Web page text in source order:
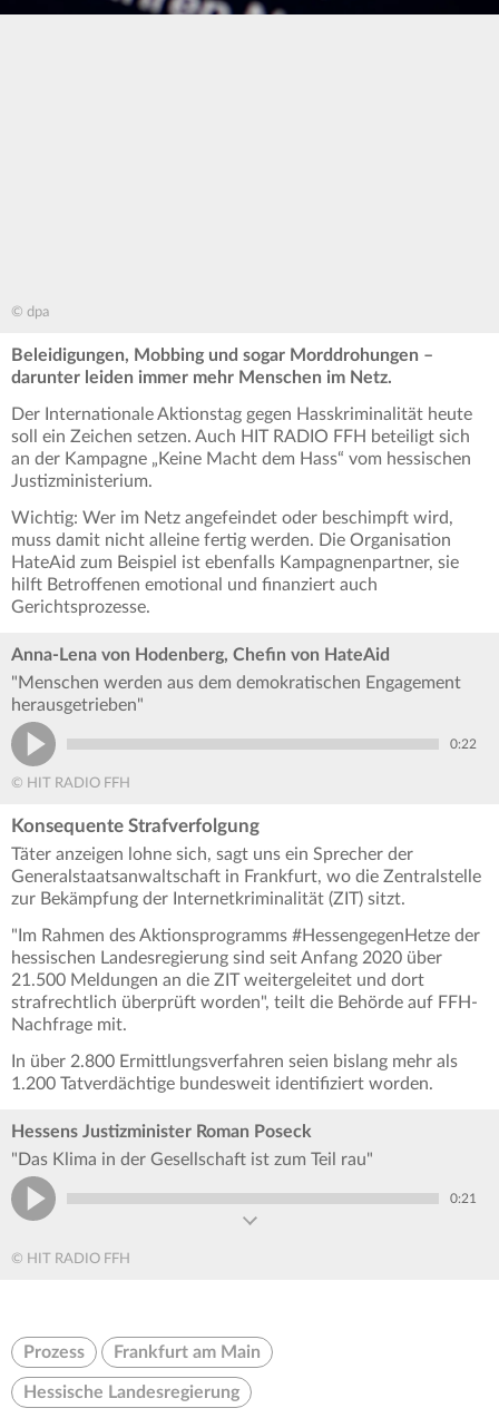
© dpa
Beleidigungen, Mobbing und sogar Morddrohungen –
darunter leiden immer mehr Menschen im Netz.
Der Internationale Aktionstag gegen Hasskriminalität heute
soll ein Zeichen setzen. Auch HIT RADIO FFH beteiligt sich
an der Kampagne „Keine Macht dem Hass“ vom hessischen
Justizministerium.
Wichtig: Wer im Netz angefeindet oder beschimpft wird,
muss damit nicht alleine fertig werden. Die Organisation
HateAid zum Beispiel ist ebenfalls Kampagnenpartner, sie
hilft Betroffenen emotional und finanziert auch
Gerichtsprozesse.
Anna-Lena von Hodenberg, Chefin von HateAid
"Menschen werden aus dem demokratischen Engagement
herausgetrieben"
0:22
© HIT RADIO FFH
Konsequente Strafverfolgung
Täter anzeigen lohne sich, sagt uns ein Sprecher der
Generalstaatsanwaltschaft in Frankfurt, wo die Zentralstelle
zur Bekämpfung der Internetkriminalität (ZIT) sitzt.
"Im Rahmen des Aktionsprogramms #HessengegenHetze der
hessischen Landesregierung sind seit Anfang 2020 über
21.500 Meldungen an die ZIT weitergeleitet und dort
strafrechtlich überprüft worden", teilt die Behörde auf FFH-
Nachfrage mit.
In über 2.800 Ermittlungsverfahren seien bislang mehr als
1.200 Tatverdächtige bundesweit identifiziert worden.
Hessens Justizminister Roman Poseck
"Das Klima in der Gesellschaft ist zum Teil rau"
0:21
© HIT RADIO FFH
Prozess Frankfurt am Main
Hessische Landesregierung